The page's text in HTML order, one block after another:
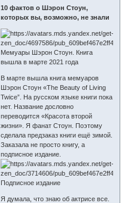
10 фактов о Шэрон Стоун,
которых вы, возможно, не знали
Мемуары Шэрон Стоун. Книга
вышла в марте 2021 года
В марте вышла книга мемуаров
Шэрон Стоун «The Beauty of Living
Twice”. На русском языке книги пока
нет. Название дословно
переводится «Красота второй
жизни». Я фанат Стоун. Поэтому
сделала предзаказ книги ещё зимой.
Заказала не просто книгу, а
подписное издание.
Подписное издание
Я думала, что знаю об актрисе все.